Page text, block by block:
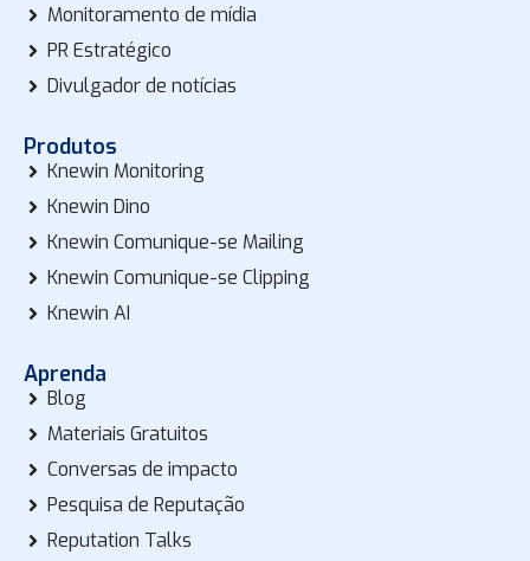
Monitoramento de mídia
PR Estratégico
Divulgador de notícias
Produtos
Knewin Monitoring
Knewin Dino
Knewin Comunique-se Mailing
Knewin Comunique-se Clipping
Knewin AI
Aprenda
Blog
Materiais Gratuitos
Conversas de impacto
Pesquisa de Reputação
Reputation Talks